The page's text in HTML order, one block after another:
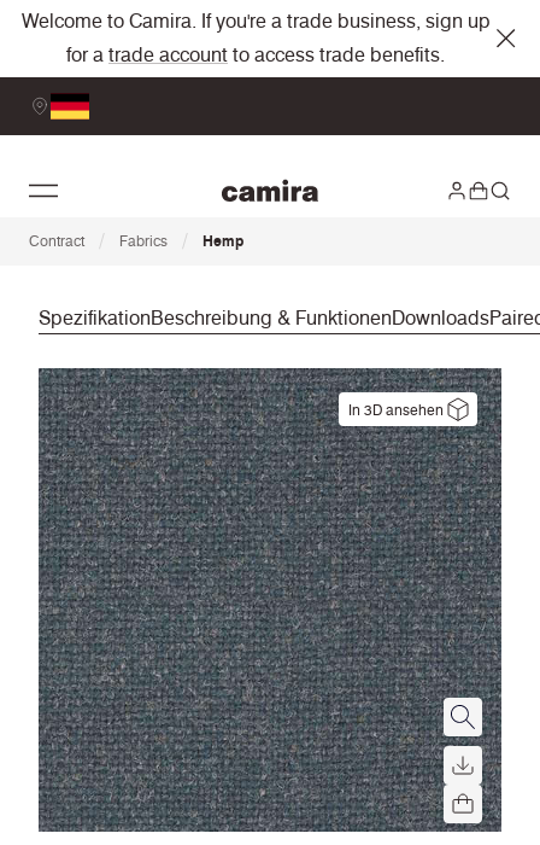
Welcome to Camira. If you're a trade business, sign up
for a trade account to access trade benefits.
Contract / Fabrics / Hemp
SpezifikationBeschreibung & FunktionenDownloads
In 3D ansehen